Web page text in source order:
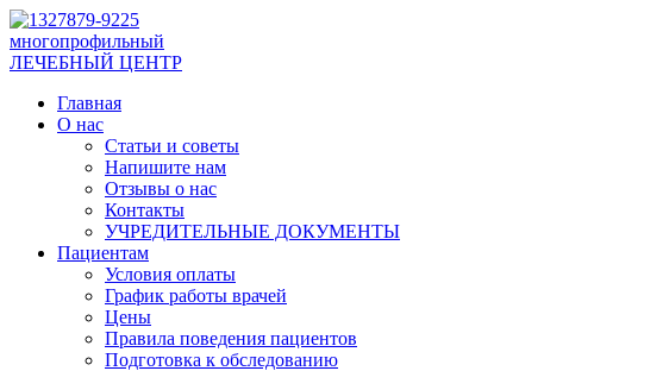
многопрофильный
ЛЕЧЕБНЫЙ ЦЕНТР
Главная
О нас
Статьи и советы
Напишите нам
Отзывы о нас
Контакты
УЧРЕДИТЕЛЬНЫЕ ДОКУМЕНТЫ
Пациентам
Условия оплаты
График работы врачей
Цены
Правила поведения пациентов
Подготовка к обследованию